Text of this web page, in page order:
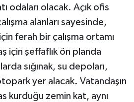
odaları olacak. Açık ofis
alanları sayesinde,
ferah bir çalışma ortamı
için şeffaflık ön planda
sığınak, su depoları,
yer alacak. Vatandaşın
kurduğu zemin kat, aynı